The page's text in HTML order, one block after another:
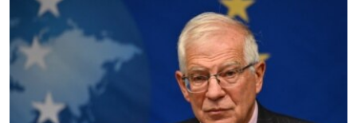
RSE PRIČE IZ SVIJETA
ISPRIČAJ MI
DNEVNO@RSE
SPECIJALI RSE